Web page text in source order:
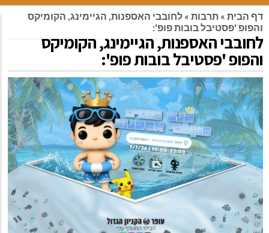
דף הבית » תרבות » לחובבי האספנות, הגיימינג, הקומיקס
והפופ 'פסטיבל בובות פופ':
לחובבי האספנות, הגיימינג, הקומיקס
והפופ 'פסטיבל בובות פופ':